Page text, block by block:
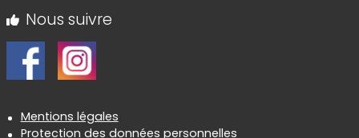
Nous suivre
Informations réglementaires
Mentions légales
Protection des données personnelles